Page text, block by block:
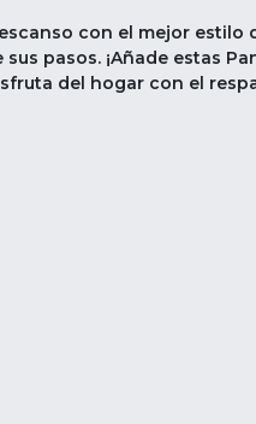
con el mejor estilo
pasos. ¡Añade estas
del hogar con el